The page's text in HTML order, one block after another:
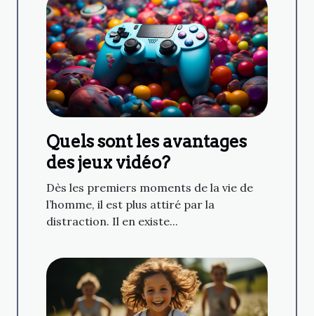
Quels sont les avantages
des jeux vidéo?
Dès les premiers moments de la vie de
l’homme, il est plus attiré par la
distraction. Il en existe...